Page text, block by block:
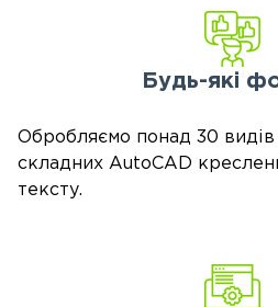
Будь-які
Обробляємо понад 30 видів
складних AutoCAD
тексту.